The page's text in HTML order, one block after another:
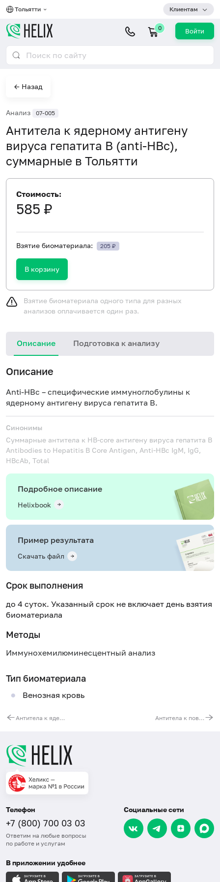
Тольятти Клиентам
0 Войти
← Назад
Анализ 07-005
Антитела к ядерному антигену
вируса гепатита B (anti-HBc),
суммарные в Тольятти
Стоимость:
585 ₽
Взятие биоматериала: 205 ₽
В корзину
Взятие биоматериала одного типа для разных
анализов оплачивается один раз.
Описание Подготовка к анализу
Описание
Anti-HBc – специфические иммуноглобулины к
ядерному антигену вируса гепатита В.
Синонимы
Суммарные антитела к HB-core антигену вируса гепатита В
Antibodies to Hepatitis B Core Antigen, Anti-HBc IgM, IgG,
HBcAb, Total
Подробное описание
Helixbook
Пример результата
Скачать файл
Срок выполнения
до 4 суток. Указанный срок не включает день взятия
биоматериала
Методы
Иммунохемилюминесцентный анализ
Тип биоматериала
Венозная кровь
Антитела к ядерному антигену вируса гепатита B (anti-HBc, IgM) Антитела к поверхностному антигену вируса гепатита B (anti-HBs), суммарные
Телефон
+7 (800) 700 03 03
Ответим на любые вопросы
по работе и услугам
Социальные сети
В приложении удобнее